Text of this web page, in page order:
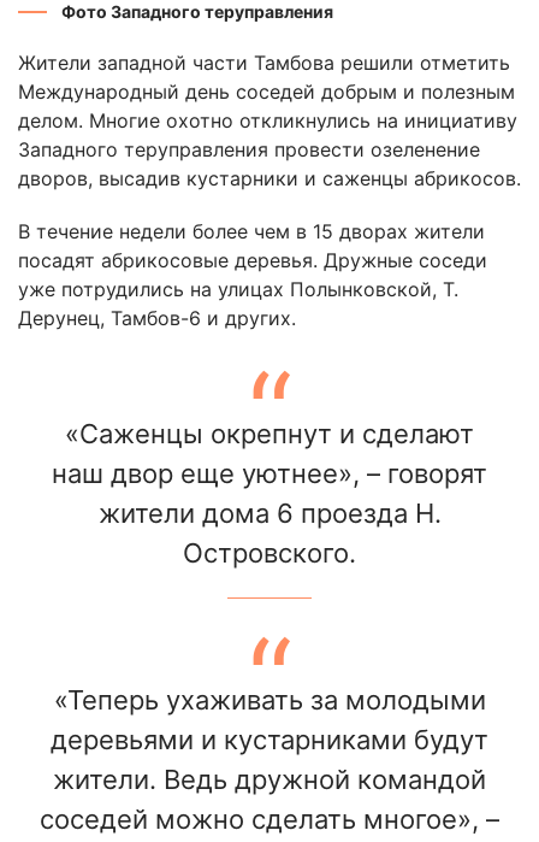
Фото Западного теруправления
Жители западной части Тамбова решили отметить
Международный день соседей добрым и полезным
делом. Многие охотно откликнулись на инициативу
Западного теруправления провести озеленение
дворов, высадив кустарники и саженцы абрикосов.
В течение недели более чем в 15 дворах жители
посадят абрикосовые деревья. Дружные соседи
уже потрудились на улицах Полынковской, Т.
Дерунец, Тамбов-6 и других.
«Саженцы окрепнут и сделают
наш двор еще уютнее», – говорят
жители дома 6 проезда Н.
Островского.
«Теперь ухаживать за молодыми
деревьями и кустарниками будут
жители. Ведь дружной командой
соседей можно сделать многое», –